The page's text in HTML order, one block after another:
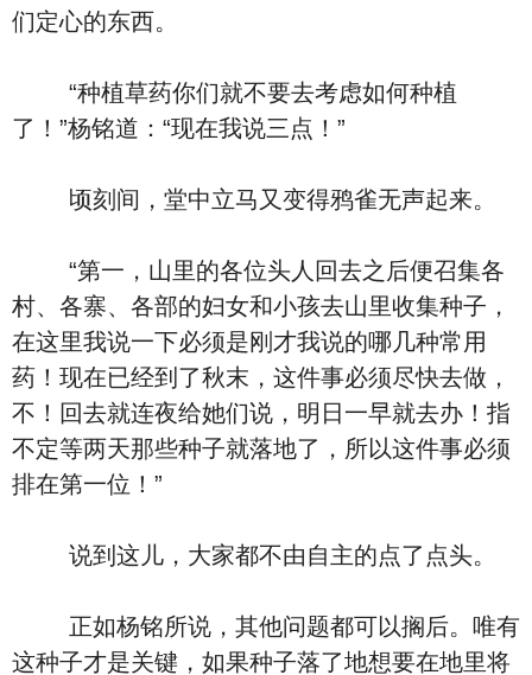
们定心的东西。
“种植草药你们就不要去考虑如何种植
了！”杨铭道：“现在我说三点！”
顷刻间，堂中立马又变得鸦雀无声起来。
“第一，山里的各位头人回去之后便召集各
村、各寨、各部的妇女和小孩去山里收集种子，
在这里我说一下必须是刚才我说的哪几种常用
药！现在已经到了秋末，这件事必须尽快去做，
不！回去就连夜给她们说，明日一早就去办！指
不定等两天那些种子就落地了，所以这件事必须
排在第一位！”
说到这儿，大家都不由自主的点了点头。
正如杨铭所说，其他问题都可以搁后。唯有
这种子才是关键，如果种子落了地想要在地里将